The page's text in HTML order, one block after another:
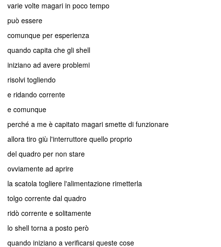
varie volte magari in poco tempo
può essere
comunque per esperienza
quando capita che gli shell
iniziano ad avere problemi
risolvi togliendo
e ridando corrente
e comunque
perché a me è capitato magari smette di funzionare
allora tiro giù l'interruttore quello proprio
del quadro per non stare
ovviamente ad aprire
la scatola togliere l'alimentazione rimetterla
tolgo corrente dal quadro
ridò corrente e solitamente
lo shell torna a posto però
quando iniziano a verificarsi queste cose